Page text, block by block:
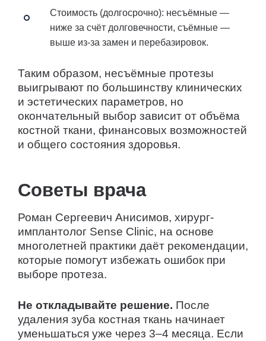
Стоимость (долгосрочно): несъёмные —
ниже за счёт долговечности, съёмные —
выше из-за замен и перебазировок.
Таким образом, несъёмные протезы
выигрывают по большинству клинических
и эстетических параметров, но
окончательный выбор зависит от объёма
костной ткани, финансовых возможностей
и общего состояния здоровья.
Советы врача
Роман Сергеевич Анисимов, хирург-
имплантолог Sense Clinic, на основе
многолетней практики даёт рекомендации,
которые помогут избежать ошибок при
выборе протеза.
Не откладывайте решение. После
удаления зуба костная ткань начинает
уменьшаться уже через 3–4 месяца. Если